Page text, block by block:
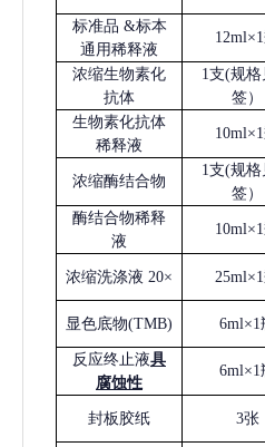
标准品 &标本
通用稀释液
浓缩生物素化
抗体
1支(规
签）
生物素化抗体
稀释液
浓缩酶结合物
1支(规
签）
酶结合物稀释
液
浓缩洗涤液 20×
显色底物(TMB) 6ml×1
反应终止液具
腐蚀性
6ml×1
封板胶纸 3张